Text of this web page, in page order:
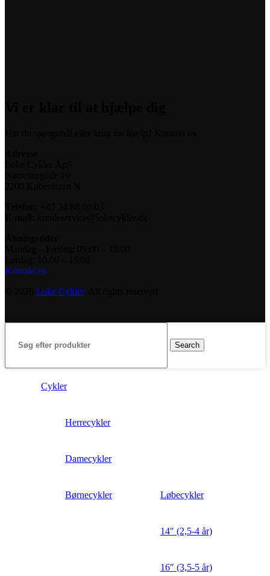
Kontakt os
Loke Cykler. All rights reserved
Search
Cykler
Herrecykler
Damecykler
Børnecykler Løbecykler
14″ (2,5-4 år)
16″ (3,5-5 år)